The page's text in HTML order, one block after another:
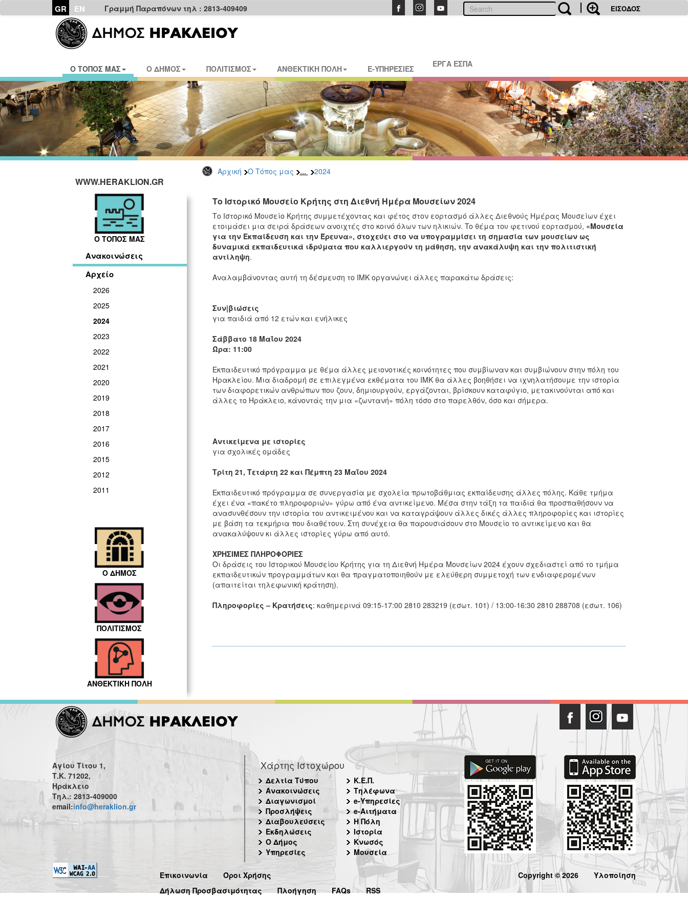
GR EN Γραμμή Παραπόνων τηλ : 2813-409409 ΕΙΣΟΔΟΣ
Ο ΤΟΠΟΣ ΜΑΣ Ο ΔΗΜΟΣ ΠΟΛΙΤΙΣΜΟΣ ΑΝΘΕΚΤΙΚΗ ΠΟΛΗ E-ΥΠΗΡΕΣΙΕΣ ΕΡΓΑ ΕΣΠΑ
Αρχική Ο Τόπος μας ... 2024
WWW.HERAKLION.GR
Ο ΤΟΠΟΣ ΜΑΣ
Ανακοινώσεις
Αρχείο
2026
2025
2024
2023
2022
2021
2020
2019
2018
2017
2016
2015
2012
2011
Ο ΔΗΜΟΣ
ΠΟΛΙΤΙΣΜΟΣ
ΑΝΘΕΚΤΙΚΗ ΠΟΛΗ
Το Ιστορικό Μουσείο Κρήτης στη Διεθνή Ημέρα Μουσείων 2024
Το Ιστορικό Μουσείο Κρήτης συμμετέχοντας και φέτος στον εορτασμό άλλες Διεθνούς Ημέρας Μουσείων έχει
ετοιμάσει μια σειρά δράσεων ανοιχτές στο κοινό όλων των ηλικιών. To θέμα του φετινού εορτασμού, «Μουσεία
για την Εκπαίδευση και την Έρευνα», στοχεύει στο να υπογραμμίσει τη σημασία των μουσείων ως
δυναμικά εκπαιδευτικά ιδρύματα που καλλιεργούν τη μάθηση, την ανακάλυψη και την πολιτιστική
αντίληψη.
Αναλαμβάνοντας αυτή τη δέσμευση το ΙΜΚ οργανώνει άλλες παρακάτω δράσεις:
Συν|βιώσεις
για παιδιά από 12 ετών και ενήλικες
Σάββατο 18 Μαΐου 2024
Ώρα: 11:00
Εκπαιδευτικό πρόγραμμα με θέμα άλλες μειονοτικές κοινότητες που συμβίωναν και συμβιώνουν στην πόλη του
Ηρακλείου. Μια διαδρομή σε επιλεγμένα εκθέματα του ΙΜΚ θα άλλες βοηθήσει να ιχνηλατήσουμε την ιστορία
των διαφορετικών ανθρώπων που ζουν, δημιουργούν, εργάζονται, βρίσκουν καταφύγιο, μετακινούνται από και
άλλες το Ηράκλειο, κάνοντάς την μια «ζωντανή» πόλη τόσο στο παρελθόν, όσο και σήμερα.
Αντικείμενα με ιστορίες
για σχολικές ομάδες
Τρίτη 21, Τετάρτη 22 και Πέμπτη 23 Μαΐου 2024
Εκπαιδευτικό πρόγραμμα σε συνεργασία με σχολεία πρωτοβάθμιας εκπαίδευσης άλλες πόλης. Κάθε τμήμα
έχει ένα «πακέτο πληροφοριών» γύρω από ένα αντικείμενο. Μέσα στην τάξη τα παιδιά θα προσπαθήσουν να
ανασυνθέσουν την ιστορία του αντικειμένου και να καταγράψουν άλλες δικές άλλες πληροφορίες και ιστορίες
με βάση τα τεκμήρια που διαθέτουν. Στη συνέχεια θα παρουσιάσουν στο Μουσείο το αντικείμενο και θα
ανακαλύψουν κι άλλες ιστορίες γύρω από αυτό.
ΧΡΗΣΙΜΕΣ ΠΛΗΡΟΦΟΡΙΕΣ
Οι δράσεις του Ιστορικού Μουσείου Κρήτης για τη Διεθνή Ημέρα Μουσείων 2024 έχουν σχεδιαστεί από το τμήμα
εκπαιδευτικών προγραμμάτων και θα πραγματοποιηθούν με ελεύθερη συμμετοχή των ενδιαφερομένων
(απαιτείται τηλεφωνική κράτηση).
Πληροφορίες – Κρατήσεις: καθημερινά 09:15-17:00 2810 283219 (εσωτ. 101) / 13:00-16:30 2810 288708 (εσωτ. 106)
Αγίου Τίτου 1,
Τ.Κ. 71202,
Ηράκλειο
Τηλ.: 2813-409000
email:info@heraklion.gr
Χάρτης Ιστοχώρου
Δελτία Τύπου
Ανακοινώσεις
Διαγωνισμοί
Προσλήψεις
Διαβουλεύσεις
Εκδηλώσεις
Ο Δήμος
Υπηρεσίες
Κ.Ε.Π.
Τηλέφωνα
e-Υπηρεσίες
e-Αιτήματα
Η Πόλη
Ιστορία
Κνωσός
Μουσεία
Επικοινωνία
Όροι Χρήσης
Δήλωση Προσβασιμότητας
Πλοήγηση FAQs RSS
Copyright © 2026 Υλοποίηση